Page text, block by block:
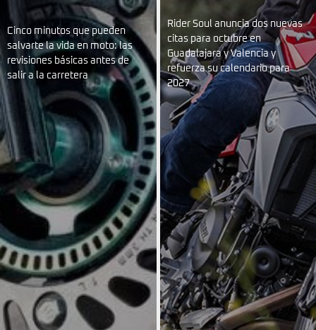
Cinco minutos que pueden
salvarte la vida en moto: las
revisiones básicas antes de
salir a la carretera
Rider Soul anuncia dos nuevas
citas para octubre en
Guadalajara y Valencia y
refuerza su calendario para
2027